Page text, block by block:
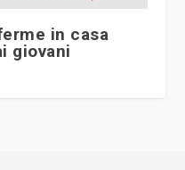
in casa
giovani